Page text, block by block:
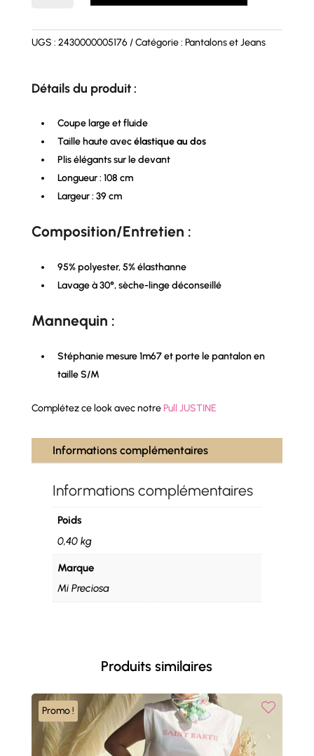
ESTELLE
UGS : 2430000005176 Catégorie : Pantalons et Jeans
Détails du produit :
Coupe large et fluide
Taille haute avecélastique au dos
Plis élégants sur le devant
Longueur : 108 cm
Largeur : 39 cm
Composition/Entretien :
95% polyester, 5% élasthanne
Lavage à 30°, sèche-linge déconseillé
Mannequin :
Stéphanie mesure 1m67 et porte le pantalon en
taille S/M
Complétez ce look avec notrePull JUSTINE
Informations complémentaires
Informations complémentaires
Poids
0,40 kg
Marque
Mi Preciosa
Produits similaires
Promo !